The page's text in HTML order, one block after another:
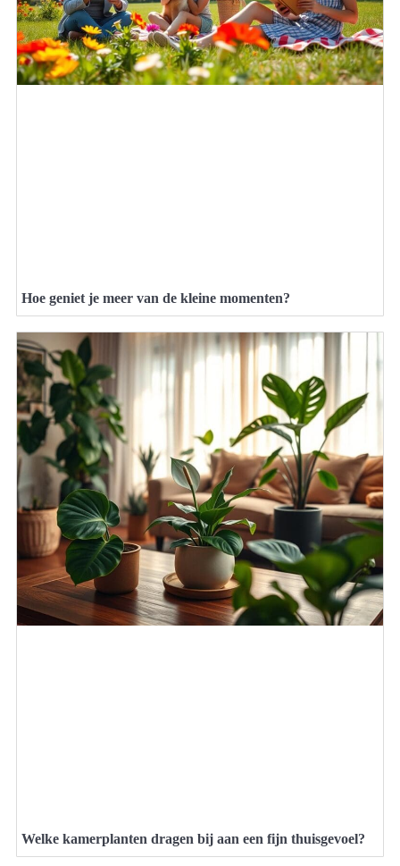
Hoe geniet je meer van de kleine momenten?
Welke kamerplanten dragen bij aan een fijn thuisgevoel?